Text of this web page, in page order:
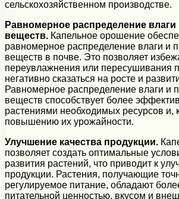
сельскохозяйственном производстве.
Равномерное распределение
веществ. Капельное орошение
равномерное распределение влаги и
веществ в почве. Это позволяет
переувлажнения или пересушивания
негативно сказаться на росте и
Равномерное распределение влаги и
веществ способствует более
растениями необходимых ресурсов и,
повышению их урожайности.
Улучшение качества продукции.
позволяет создать оптимальные
развития растений, что приводит к
продукции. Растения, получающие
регулируемое питание, обладают
питательной ценностью, вкусом и